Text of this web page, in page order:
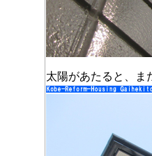
太陽があたると、ま